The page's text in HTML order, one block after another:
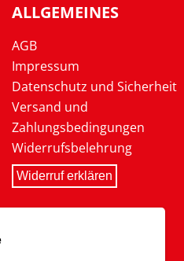
ALLGEMEINES
AGB
Impressum
Datenschutz und Sicherheit
Versand und
Zahlungsbedingungen
Widerrufsbelehrung
Widerruf erklären